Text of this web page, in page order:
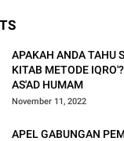
APAKAH ANDA TAHU
KITAB METODE
AS'AD HUMAM
November 11, 2022
APEL GABUNGAN